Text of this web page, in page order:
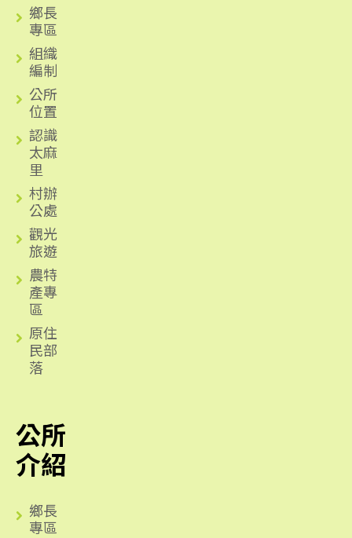
鄉長
專區
組織
編制
公所
位置
認識
太麻
里
村辦
公處
觀光
旅遊
農特
產專
區
原住
民部
落
公所
介紹
鄉長
專區